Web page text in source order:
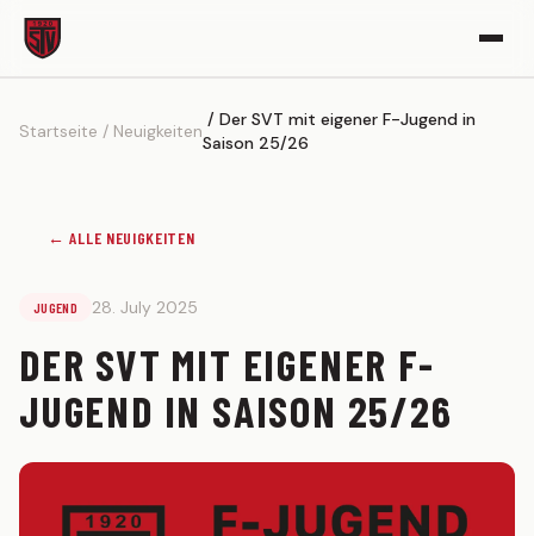
VEREIN
Kickerle-Archiv
1. MANNSCHAFT
Spielplan
Kader
Startseite Neuigkeiten
Der SVT mit eigener F-Jugend in
Saison 25/26
← ALLE NEUIGKEITEN
JUGEND 28. July 2025
DER SVT MIT EIGENER F-
JUGEND IN SAISON 25/26